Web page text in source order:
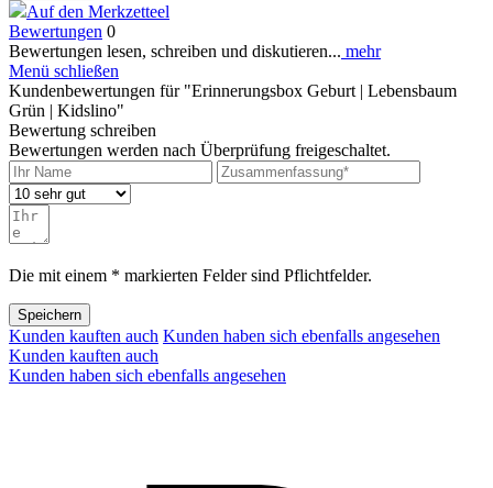
Auf den Merkzetteel
Bewertungen 0
Bewertungen lesen, schreiben und diskutieren... mehr
Menü schließen
Kundenbewertungen für "Erinnerungsbox Geburt | Lebensbaum
Grün | Kidslino"
Bewertung schreiben
Bewertungen werden nach Überprüfung freigeschaltet.
Die mit einem * markierten Felder sind Pflichtfelder.
Speichern
Kunden kauften auch Kunden haben sich ebenfalls angesehen
Kunden kauften auch
Kunden haben sich ebenfalls angesehen